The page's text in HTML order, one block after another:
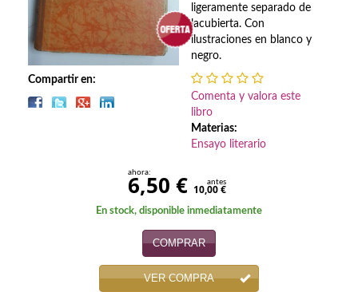
Biografías
Ciencia ficción
Cine
Compartir en:
ligeramente separado de
lacubierta. Con
ilustraciones en blanco y
negro.
Comenta y valora este
libro
Materias:
Ensayo literario
ahora:
6,50 € antes
10,00 €
En stock, disponible inmediatamente
COMPRAR
VER COMPRA